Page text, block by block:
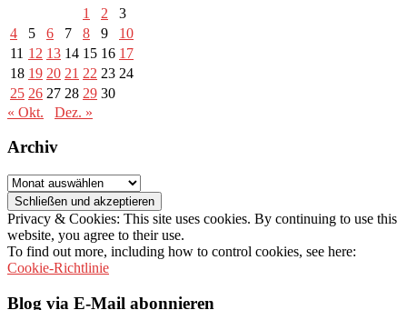
1
2
3
4
5 6 7 8 9
10
11 12 13 14 15 16 17
18 19 20 21 22 23 24
25 26 27 28 29 30
« Okt.
Dez. »
Archiv
Archiv
Privacy & Cookies: This site uses cookies. By continuing to use this
website, you agree to their use.
To find out more, including how to control cookies, see here:
Cookie-Richtlinie
Blog via E-Mail abonnieren